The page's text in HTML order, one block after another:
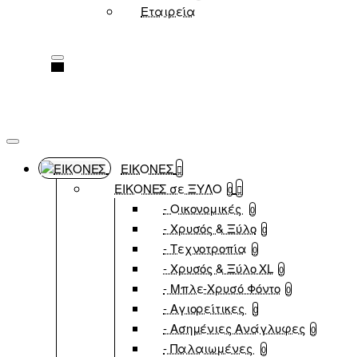
Εταιρεία
ΕΙΚΟΝΕΣ
ΕΙΚΟΝΕΣ σε ΞΥΛΟ 0
- Οικονομικές 0
- Χρυσός & Ξύλο 0
- Τεχνοτροπία 0
- Χρυσός & Ξύλο XL 0
- Μπλε-Χρυσό Φόντο 0
- Αγιορείτικες 0
- Ασημένιες Ανάγλυφες 0
- Παλαιωμένες 0